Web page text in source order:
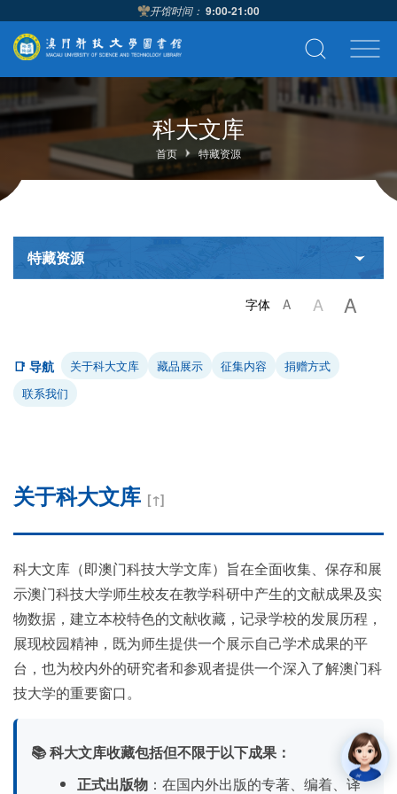
开馆时间： 9:00-21:00
科大文库
首页 特藏资源
特藏资源
字体 A A A
📑 导航 关于科大文库 藏品展示 征集内容
捐赠方式
联系我们
关于科大文库 [↑]
科大文库（即澳门科技大学文库）旨在全面收集、保存和展
示澳门科技大学师生校友在教学科研中产生的文献成果及实
物数据，建立本校特色的文献收藏，记录学校的发展历程，
展现校园精神，既为师生提供一个展示自己学术成果的平
台，也为校内外的研究者和参观者提供一个深入了解澳门科
技大学的重要窗口。
📚 科大文库收藏包括但不限于以下成果：
正式出版物 ：在国内外出版的专著、编着、译